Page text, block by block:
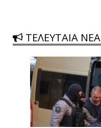
ΤΕΛΕΥΤΑΙΑ ΝΕΑ